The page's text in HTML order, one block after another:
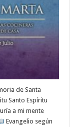
de Santa
Santo Espíritu
a mi mente
Evangelio según